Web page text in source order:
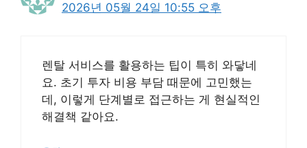
2026년 05월 24일 10:55 오후
렌탈 서비스를 활용하는 팁이 특히 와닿네
요. 초기 투자 비용 부담 때문에 고민했는
데, 이렇게 단계별로 접근하는 게 현실적인
해결책 같아요.